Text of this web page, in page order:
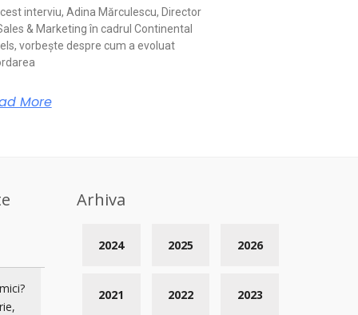
interviu, Adina Mărculescu, Director
& Marketing în cadrul Continental
vorbește despre cum a evoluat
More
Arhiva
2026
2025
2024
2023
2022
2021